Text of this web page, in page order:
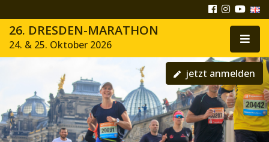
26. DRESDEN-MARATHON
24. & 25. Oktober 2026
jetzt anmelden